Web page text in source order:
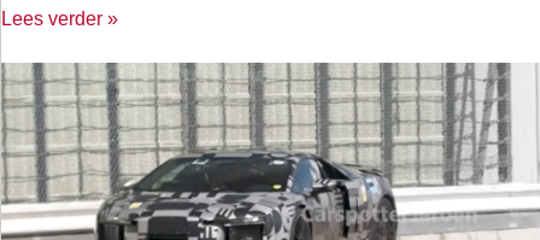
Lees verder »